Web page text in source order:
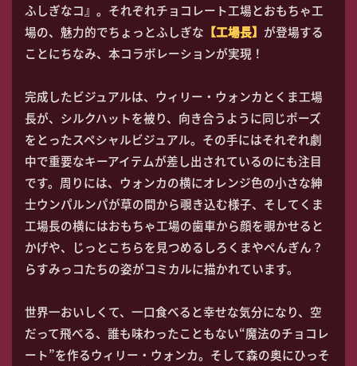
ふしぎなコ』。それぞれチョコレート工場とおもちゃ工
場の、魅力的でちょっとふしぎな 【工場長】 が登場する
ことにちなみ、本コラボレーションが実現！
完成したビジュアルは、ウィリー・ウォンカとくま工場
長が、シルクハットを被り、向き合うように同じポーズ
をとったスペシャルビジュアル。その手にはそれぞれ劇
中で重要なキーアイテムが差し出されているのにも注目
です。周りには、ウォンカの横にオレンジ色の小さな紳
士ウンパルンパが草の間から覗き込む様子、そしてくま
工場長の横にはおもちゃ工場の歯車から顔を覗かせると
かげや、じっとこちらを見つめるしろくまやぺんぎん？
らすみっコたちの姿がコミカルに描かれています。
世界一おいしくて、一口食べると幸せな気分になり、空
だって飛べる、誰も味わったこともない“魔法のチョコレ
ート”を作るウィリー・ウォンカ。そして森の奥にひっそ